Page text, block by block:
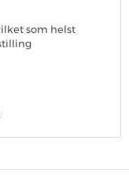
som helst